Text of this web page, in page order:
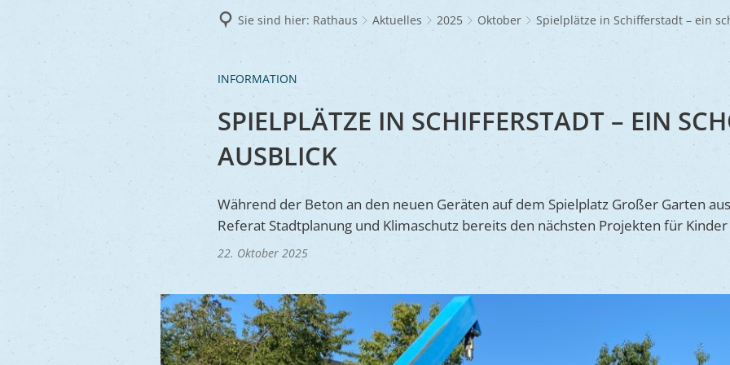
Zucht- und Tierschutz
Laden
Frühlingsmarkt
Kunsthandwerkermarkt
Ukraine Wir als Arbeitgeber
Sie sind hier: Rathaus Aktuelles 2025 Oktober Spielplätze in Schifferstadt – ein
INFORMATION
SPIELPLÄTZE IN SCHIFFERSTADT – EIN
AUSBLICK
Während der Beton an den neuen Geräten auf dem Spielplatz Großer Garten
Referat Stadtplanung und Klimaschutz bereits den nächsten Projekten für
22. Oktober 2025